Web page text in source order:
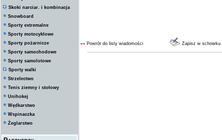
Skoki narciar. i kombinacja
Snowboard
Sporty extremalne
Sporty motocyklowe
Sporty pożarnicze
Sporty samochodowe
Sporty samolotowe
Sporty walki
Strzelectwo
Tenis ziemny i stołowy
Unihokej
Wędkarstwo
Wspinaczka
Żeglarstwo
«« Powrót do listy wiadomości Zapisz w schowku